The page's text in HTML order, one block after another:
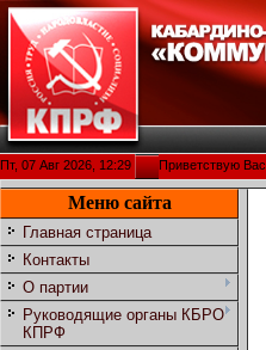
Пт, 07 Авг 2026, 12:29 Приветствую Вас
Меню сайта
Главная страница
Контакты
О партии
Руководящие органы КБРО
КПРФ